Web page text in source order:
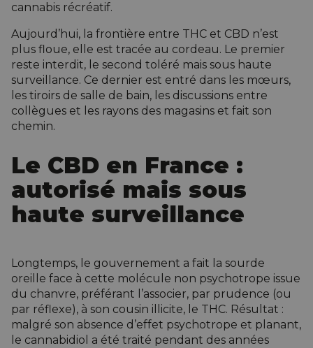
cannabis récréatif.
Aujourd’hui, la frontière entre THC et CBD n’est
plus floue, elle est tracée au cordeau. Le premier
reste interdit, le second toléré mais sous haute
surveillance. Ce dernier est entré dans les mœurs,
les tiroirs de salle de bain, les discussions entre
collègues et les rayons des magasins et fait son
chemin.
Le CBD en France :
autorisé mais sous
haute surveillance
Longtemps, le gouvernement a fait la sourde
oreille face à cette molécule non psychotrope issue
du chanvre, préférant l’associer, par prudence (ou
par réflexe), à son cousin illicite, le THC. Résultat :
malgré son absence d’effet psychotrope et planant,
le cannabidiol a été traité pendant des années